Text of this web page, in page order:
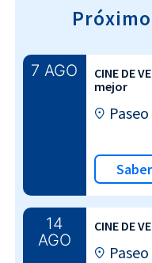
7 AGO
CINE DE
mejor
14
AGO
CINE DE